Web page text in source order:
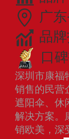
广
品
口
深圳市康福
销售的民营
遮阳伞、休
解决方案。
销欧美，深